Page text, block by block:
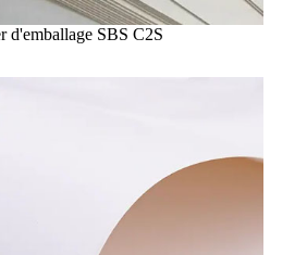
d'emballage SBS C2S